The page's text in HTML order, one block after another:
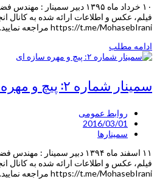
۱۰ خرداد ماه ۱۳۹۵ دبیر
فیلم، عکس و اطلاعات ارائه شده به کانال
https://t.me/MohasebIrani مراجعه نمایید.
ادامه مطلب
سمینار شماره ۲: پیچ و مهره سازه ای
روابط عمومی
2016/03/01
سمینارها
۱۱ اسفند ماه ۱۳۹۴ دبیر
فیلم، عکس و اطلاعات ارائه شده به کانال
https://t.me/MohasebIrani مراجعه نمایید.